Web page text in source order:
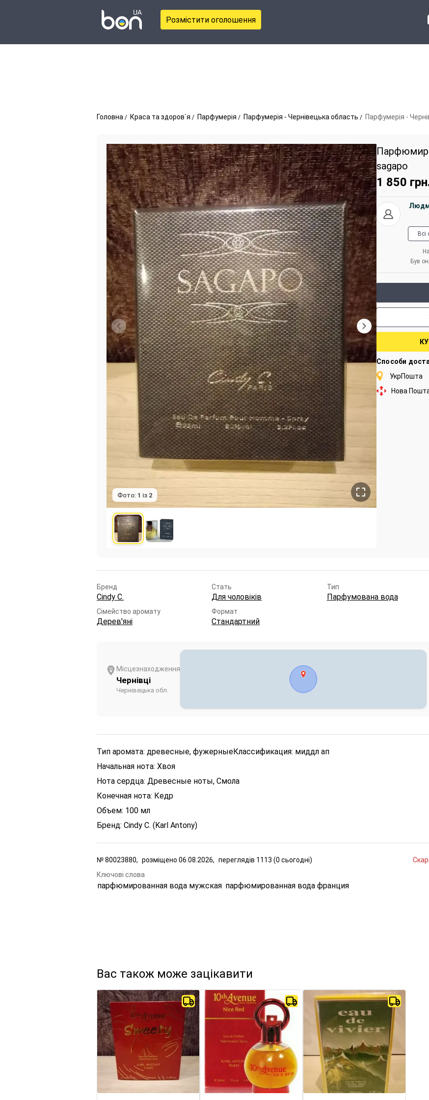
Розмістити оголошення
Головна Краса та здоров`я Парфумерія Парфумерія - Чернівецька область Парфумерія -
Фото: 1 із 2
sagapo
1 850
Був
Способи
УкрПошта
Нова
Бренд
Cindy C.
Стать
Для чоловіків
Тип
Парфумована вода
Сімейство аромату
Дерев'яні
Формат
Стандартний
Місцезнаходження
Чернівці
Чернівецька обл.
Тип аромата: древесные, фужерныеКлассификация: миддл ап
Начальная нота: Хвоя
Нота сердца: Древесные ноты, Смола
Конечная нота: Кедр
Объем: 100 мл
Бренд: Cindy C. (Karl Antony)
№80023880, розміщено 06.08.2026, переглядів 1113 (0 сьогодні)
Ключові слова
парфюмированная вода мужская парфюмированная вода франция
Вас також може зацікавити